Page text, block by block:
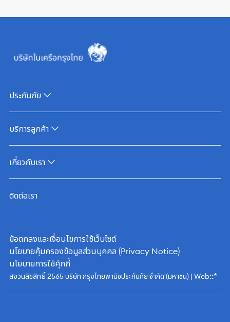
ประกันภัย
บริการลูกค้า
เกี่ยวกับเรา
ติดต่อเรา
ข้อตกลงและเงื่อนไขการใช้เว็บไซต์
นโยบายคุ้มครองข้อมูลส่วนบุคคล (Privacy Notice)
นโยบายการใช้คุ้กกี้
สงวนลิขสิทธิ์ 2565 บริษัท กรุงไทยพานิชประกันภัย จำกัด (มหาชน) | Web::*